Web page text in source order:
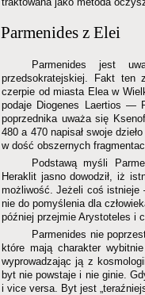
Parmenides z Elei
Parmenides jest
przedsokratejskiej. Fakt ten
czerpie od miasta Elea w
podaje Diogenes Laertios —
poprzednika uważa się
480 a 470 napisał swoje
w dość obszernych
Podstawą myśli
Heraklit jasno dowodził, iż
możliwość. Jeżeli coś istnieje
nie do pomyślenia dla
później przejmie Arystoteles i
Parmenides nie
które mają charakter
wyprowadzając ją z
byt nie powstaje i nie ginie.
i vice versa. Byt jest